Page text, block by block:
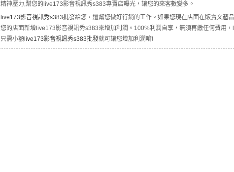
精神壓力,幫您的live173影音視訊秀s383專賣店曝光，讓您的來客數變多。
live173影音視訊秀s383批發給您，還幫您做好行銷的工作。如果您現在店面在販賣文藝
您的店面新增live173影音視訊秀s383來增加利潤。100%利潤自享，無須再繳任何費用
只需小額 live173影音視訊秀s383批發就可讓您增加利潤唷!